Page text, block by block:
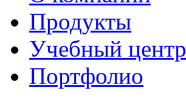
Продукты
Учебный центр
Портфолио